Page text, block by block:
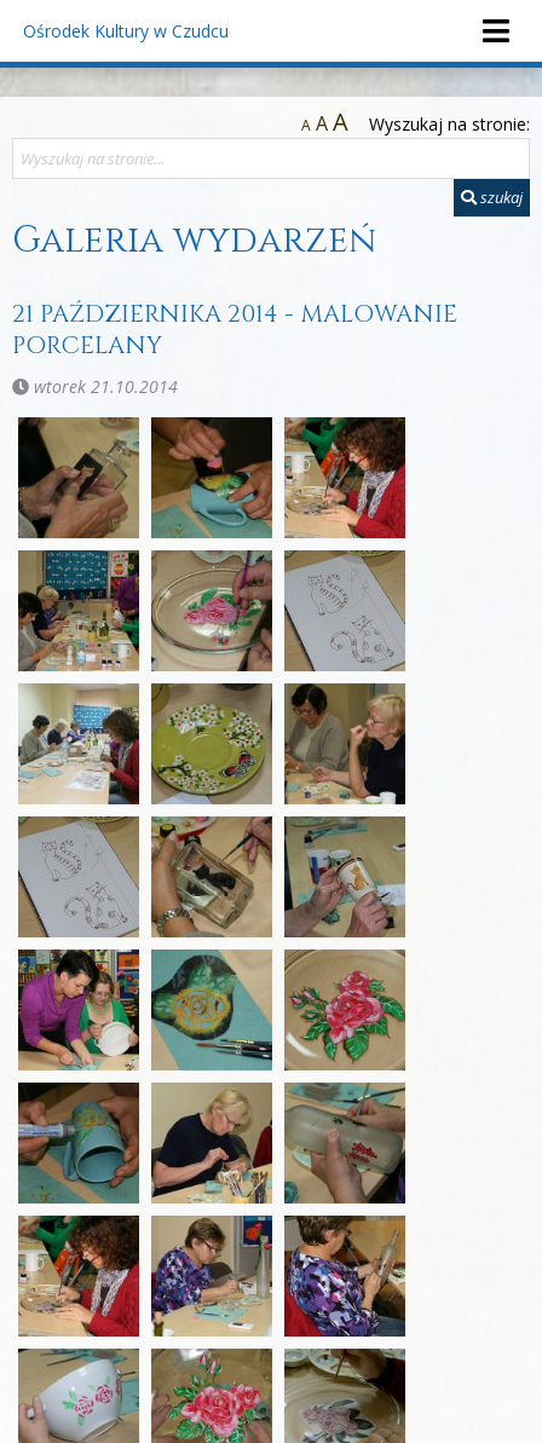
Ośrodek Kultury w Czudcu
A AA Wyszukaj na stronie:
szukaj
Galeria wydarzeń
21 PAŹDZIERNIKA 2014 - MALOWANIE
PORCELANY
wtorek 21.10.2014